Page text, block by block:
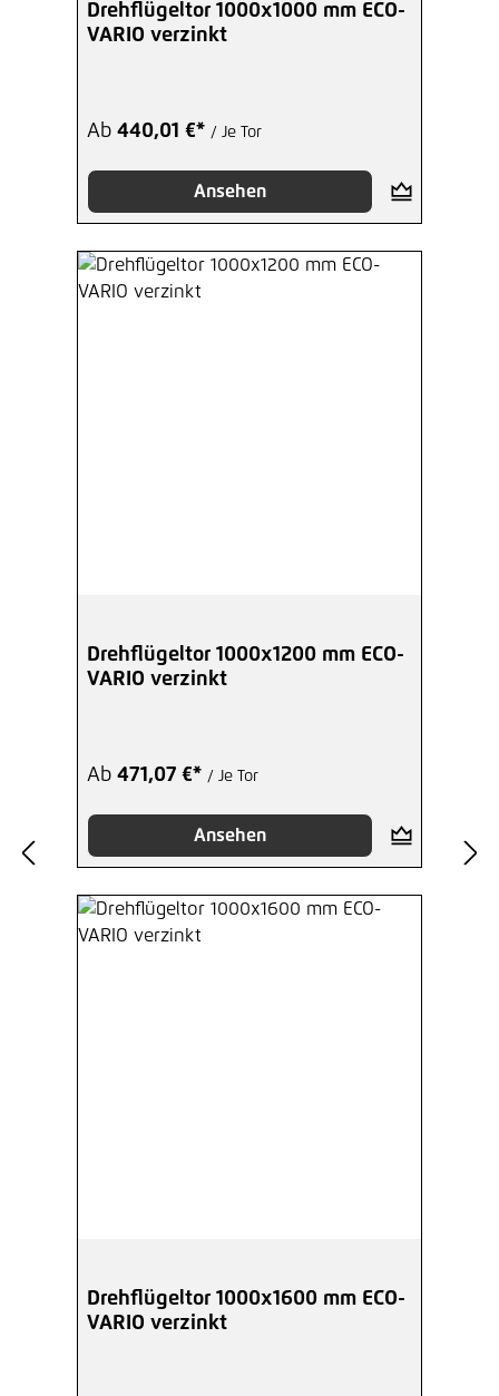
Drehflügeltor 1000x1000 mm ECO-
VARIO verzinkt
Ab 440,01 €* / Je Tor
Ansehen
Drehflügeltor 1000x1200 mm ECO-
VARIO verzinkt
Ab 471,07 €* / Je Tor
Ansehen
Drehflügeltor 1000x1600 mm ECO-
VARIO verzinkt